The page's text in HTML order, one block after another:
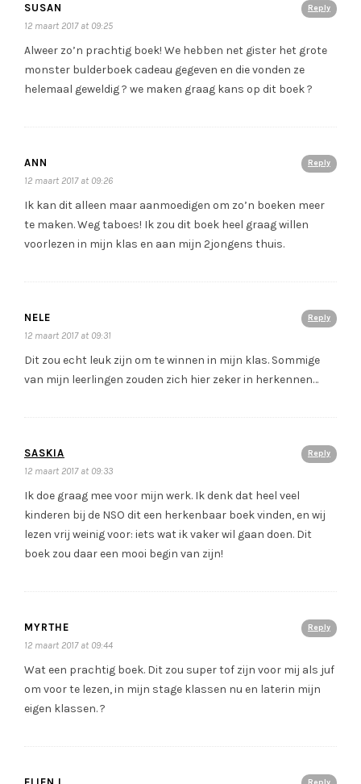
Reply
SUSAN
12 maart 2017 at 09:25
Alweer zo’n prachtig boek! We hebben net gister het grote
monster bulderboek cadeau gegeven en die vonden ze
helemaal geweldig ? we maken graag kans op dit boek ?
Reply
ANN
12 maart 2017 at 09:26
Ik kan dit alleen maar aanmoedigen om zo’n boeken meer
te maken. Weg taboes! Ik zou dit boek heel graag willen
voorlezen in mijn klas en aan mijn 2jongens thuis.
Reply
NELE
12 maart 2017 at 09:31
Dit zou echt leuk zijn om te winnen in mijn klas. Sommige
van mijn leerlingen zouden zich hier zeker in herkennen…
Reply
SASKIA
12 maart 2017 at 09:33
Ik doe graag mee voor mijn werk. Ik denk dat heel veel
kinderen bij de NSO dit een herkenbaar boek vinden, en wij
lezen vrij weinig voor: iets wat ik vaker wil gaan doen. Dit
boek zou daar een mooi begin van zijn!
Reply
MYRTHE
12 maart 2017 at 09:44
Wat een prachtig boek. Dit zou super tof zijn voor mij als juf
om voor te lezen, in mijn stage klassen nu en laterin mijn
eigen klassen. ?